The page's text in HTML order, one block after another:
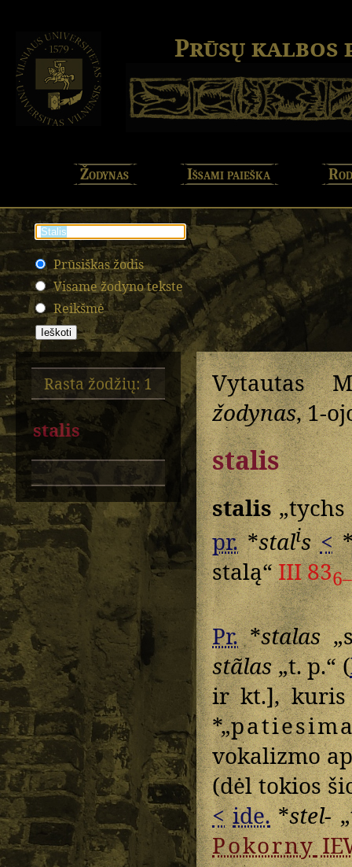
Prūsų kalbos
Žodynas Išsami paieška
Prūsiškas žodis
Visame žodyno tekste
Reikšmė
Rasta žodžių: 1
stalis
Vytautas
žodynas, 1-
stalis
stalis„tychs
pr.*stalis <
stalą“III 83
Pr.*stalas
stãlas„t. p.“ (
ir kt.],
*„
vokalizmo
(dėl tokios
< ide.*stel-
Pokorny